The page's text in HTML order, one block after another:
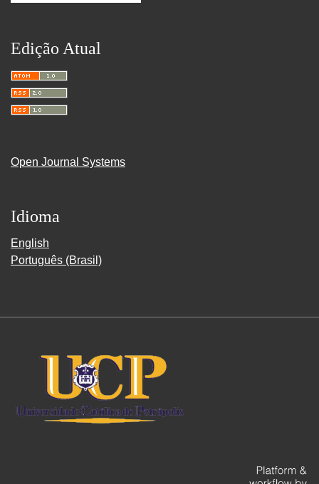
Edição Atual
Open Journal Systems
Idioma
English
Português (Brasil)